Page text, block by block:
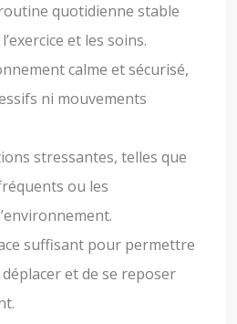
quotidienne stable
et les soins.
calme et sécurisé,
ni mouvements
stressantes, telles que
ou les
suffisant pour permettre
et de se reposer